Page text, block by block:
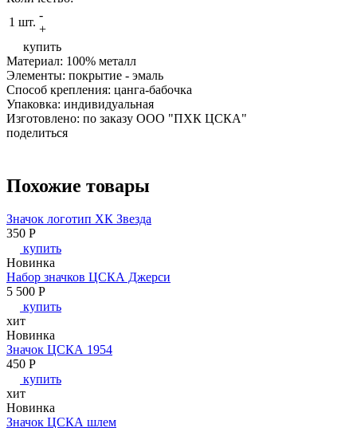
1 шт.
-
+
купить
Материал: 100% металл
Элементы: покрытие - эмаль
Способ крепления: цанга-бабочка
Упаковка: индивидуальная
Изготовлено: по заказу ООО "ПХК ЦСКА"
поделиться
Похожие товары
Значок логотип ХК Звезда
350 P
купить
Новинка
Набор значков ЦСКА Джерси
5 500 P
купить
хит
Новинка
Значок ЦСКА 1954
450 P
купить
хит
Новинка
Значок ЦСКА шлем